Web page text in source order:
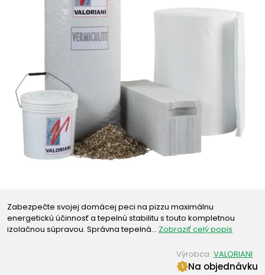
Zabezpečte svojej domácej peci na pizzu maximálnu
energetickú účinnosť a tepelnú stabilitu s touto kompletnou
izolačnou súpravou. Správna tepelná… Zobraziť celý popis
Na objednávku
Výrobca: VALORIANI